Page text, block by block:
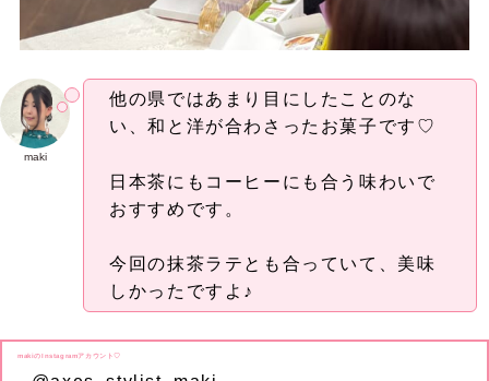
maki
他の県ではあまり目にしたことのな
い、和と洋が合わさったお菓子です♡
日本茶にもコーヒーにも合う味わいで
おすすめです。
今回の抹茶ラテとも合っていて、美味
しかったですよ♪
makiのInstagramアカウント♡